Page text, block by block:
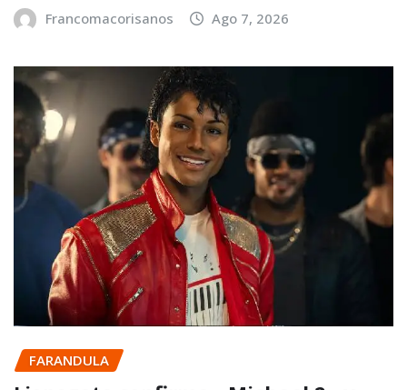
Francomacorisanos Ago 7, 2026
FARANDULA